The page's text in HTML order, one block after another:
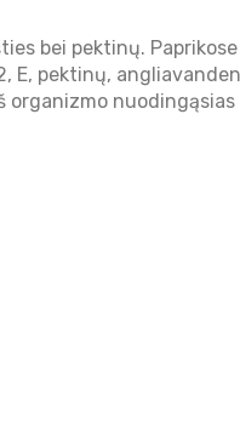
bei pektinų.
pektinų,
nuodingąsias